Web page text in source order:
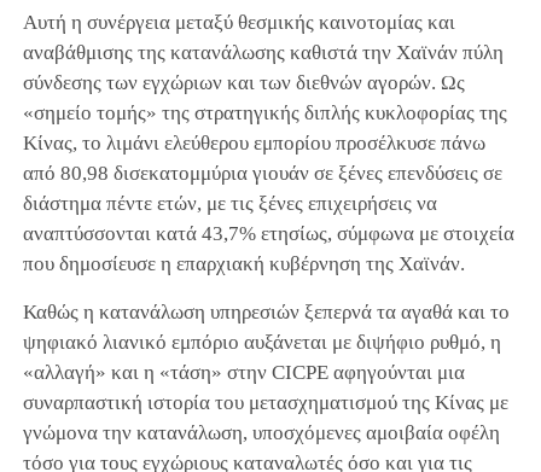
Αυτή η συνέργεια μεταξύ θεσμικής καινοτομίας και
αναβάθμισης της κατανάλωσης καθιστά την Χαϊνάν πύλη
σύνδεσης των εγχώριων και των διεθνών αγορών. Ως
«σημείο τομής» της στρατηγικής διπλής κυκλοφορίας της
Κίνας, το λιμάνι ελεύθερου εμπορίου προσέλκυσε πάνω
από 80,98 δισεκατομμύρια γιουάν σε ξένες επενδύσεις σε
διάστημα πέντε ετών, με τις ξένες επιχειρήσεις να
αναπτύσσονται κατά 43,7% ετησίως, σύμφωνα με στοιχεία
που δημοσίευσε η επαρχιακή κυβέρνηση της Χαϊνάν.
Καθώς η κατανάλωση υπηρεσιών ξεπερνά τα αγαθά και το
ψηφιακό λιανικό εμπόριο αυξάνεται με διψήφιο ρυθμό, η
«αλλαγή» και η «τάση» στην CICPE αφηγούνται μια
συναρπαστική ιστορία του μετασχηματισμού της Κίνας με
γνώμονα την κατανάλωση, υποσχόμενες αμοιβαία οφέλη
τόσο για τους εγχώριους καταναλωτές όσο και για τις